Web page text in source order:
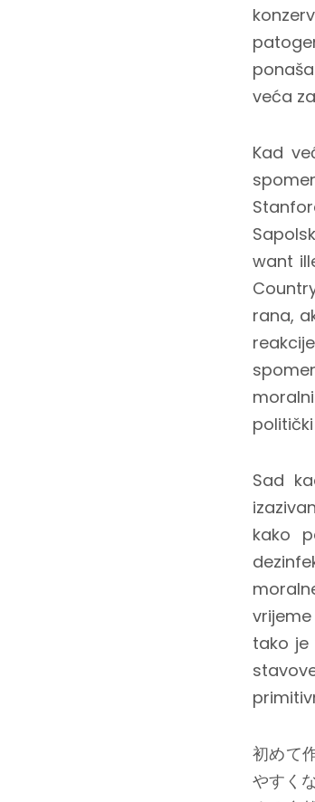
veća
Kad
want
rana,
Sad
kako
tako je
初めて
やすく